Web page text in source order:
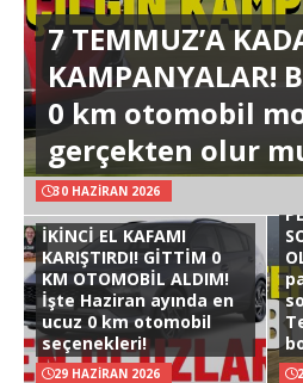
7 TEMMUZ’A
KAMPANYALAR!
0 km otomobil
gerçekten olur
30 HAZIRAN 2026
İKİNCİ EL KAFAMI
KARIŞTIRDI! GİTTİM 0
KM OTOMOBİL ALDIM!
İşte Haziran ayında en
ucuz 0 km otomobil
seçenekleri!
29 HAZIRAN 2026